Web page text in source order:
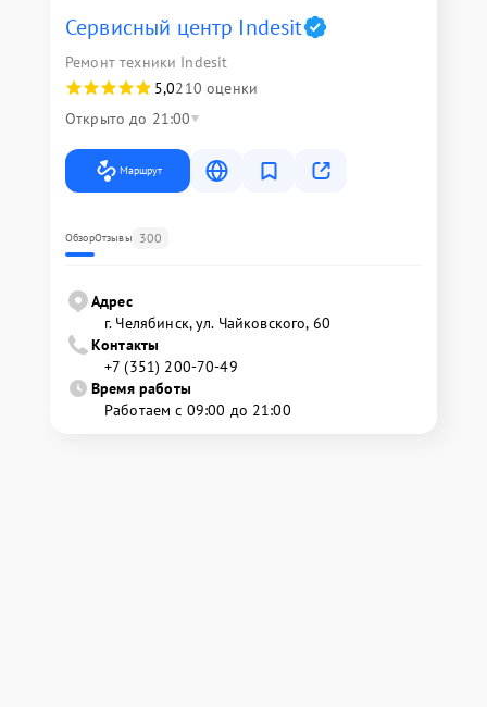
Сервисный центр Indesit
Ремонт техники Indesit
5,0210 оценки
Открыто до 21:00
Маршрут
ОбзорОтзывы 300
Адрес
г. Челябинск, ул. Чайковского, 60
Контакты
+7 (351) 200-70-49
Время работы
Работаем с 09:00 до 21:00